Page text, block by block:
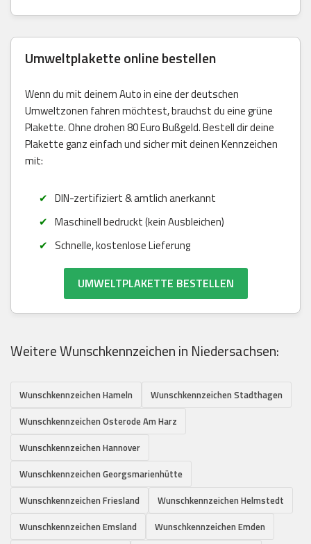
Umweltplakette online bestellen
Wenn du mit deinem Auto in eine der deutschen
Umweltzonen fahren möchtest, brauchst du eine grüne
Plakette. Ohne drohen 80 Euro Bußgeld. Bestell dir deine
Plakette ganz einfach und sicher mit deinen Kennzeichen
mit:
DIN-zertifiziert & amtlich anerkannt
Maschinell bedruckt (kein Ausbleichen)
Schnelle, kostenlose Lieferung
UMWELTPLAKETTE BESTELLEN
Weitere Wunschkennzeichen in Niedersachsen:
Wunschkennzeichen Hameln
Wunschkennzeichen Stadthagen
Wunschkennzeichen Osterode Am Harz
Wunschkennzeichen Hannover
Wunschkennzeichen Georgsmarienhütte
Wunschkennzeichen Friesland
Wunschkennzeichen Helmstedt
Wunschkennzeichen Emsland
Wunschkennzeichen Emden